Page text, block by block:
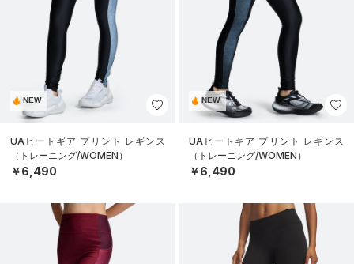
NEW
UAヒートギア プリント レギンス
（トレーニング/WOMEN）
￥6,490
NEW
UAヒートギア プリント レギンス
（トレーニング/WOMEN）
￥6,490